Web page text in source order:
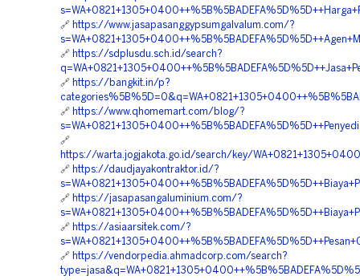
🔗 https://www.jasapasanggypsumgalvalum.com/?
🔗 https://sdplusdu.sch.id/search?
🔗 https://bangkit.in/p?
🔗 https://www.qhomemart.com/blog/?
🔗
https://warta.jogjakota.go.id/search/key/
🔗 https://daudjayakontraktor.id/?
🔗 https://jasapasangaluminium.com/?
🔗 https://asiaarsitek.com/?
🔗 https://vendorpedia.ahmadcorp.com/search?